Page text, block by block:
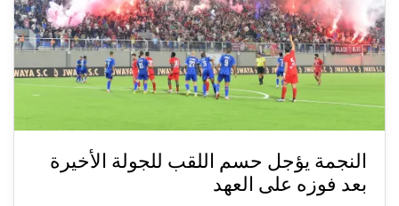
النجمة يؤجل حسم اللقب للجولة الأخيرة
بعد فوزه على العهد